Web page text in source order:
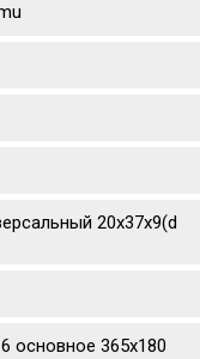
20x37x9(d
основное 365х180